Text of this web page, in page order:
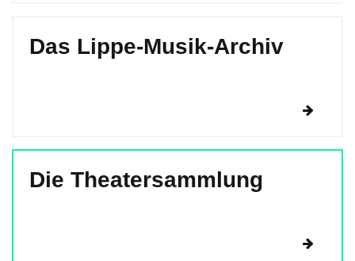
Das Lippe-Musik-Archiv
Die Theatersammlung